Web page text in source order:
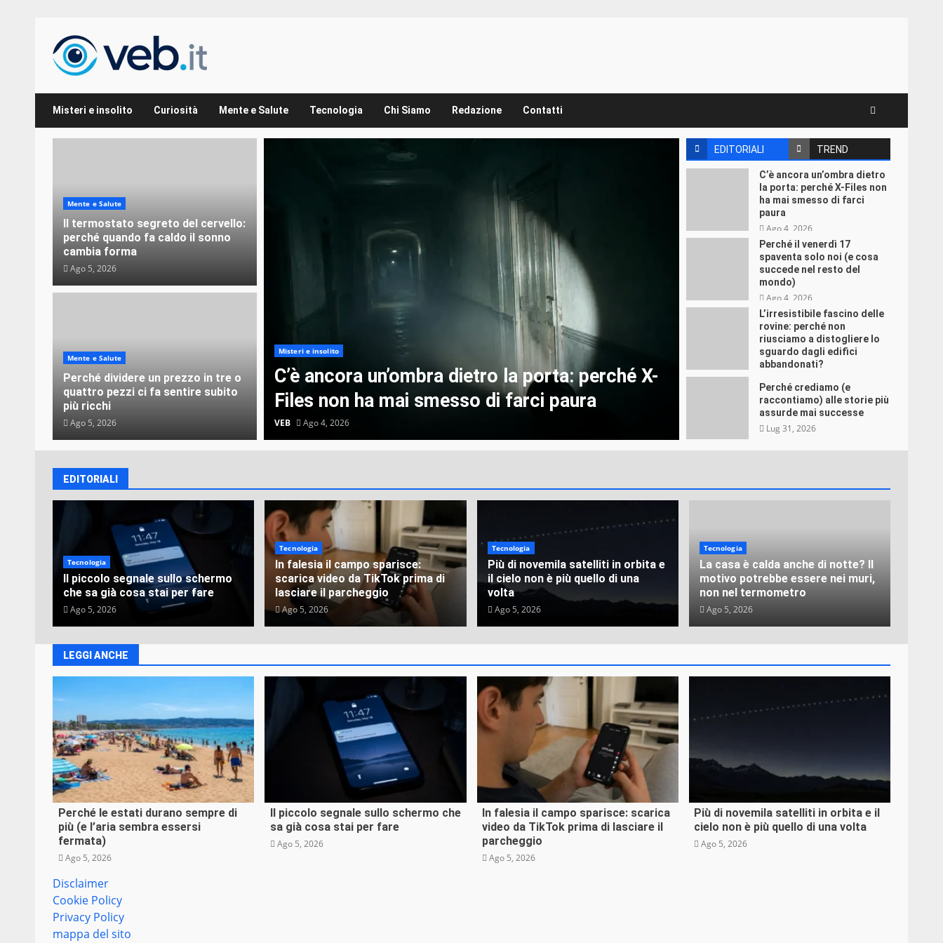
Inhalt
springen
Misteri e insolito Curiosità Mente e Salute Tecnologia Chi Siamo Redazione Contatti
Misteri e insolito
C’è ancora un’ombra dietro la porta: perché X-
Files non ha mai smesso di farci paura
VEB Ago 4, 2026
Perché il venerdì 17 spaventa solo noi (e cosa
succede nel resto del mondo)
Ago 4, 2026
EDITORIALI TREND
C’è ancora un’ombra dietro
la porta: perché X-Files non
ha mai smesso di farci
paura
Ago 4, 2026
Perché il venerdì 17
spaventa solo noi (e cosa
succede nel resto del
mondo)
Ago 4, 2026
L’irresistibile fascino delle
rovine: perché non
riusciamo a distogliere lo
sguardo dagli edifici
abbandonati?
Perché crediamo (e
raccontiamo) alle storie più
assurde mai successe
Lug 31, 2026
Mente e Salute
Il termostato segreto del cervello:
perché quando fa caldo il sonno
cambia forma
Ago 5, 2026
Mente e Salute
Perché dividere un prezzo in tre o
quattro pezzi ci fa sentire subito
più ricchi
Ago 5, 2026
EDITORIALI
Tecnologia
Il piccolo segnale sullo schermo
che sa già cosa stai per fare
Ago 5, 2026
Tecnologia
In falesia il campo sparisce:
scarica video da TikTok prima di
lasciare il parcheggio
Ago 5, 2026
Tecnologia
Più di novemila satelliti in orbita e
il cielo non è più quello di una
volta
Ago 5, 2026
Tecnologia
La casa è calda anche di notte? Il
motivo potrebbe essere nei muri,
non nel termometro
Ago 5, 2026
LEGGI ANCHE
Curiosità
Perché le estati durano sempre di
più (e l’aria sembra essersi
fermata)
Ago 5, 2026
Tecnologia
Il piccolo segnale sullo schermo che
sa già cosa stai per fare
Ago 5, 2026
Tecnologia
In falesia il campo sparisce: scarica
video da TikTok prima di lasciare il
parcheggio
Ago 5, 2026
Tecnologia
Più di novemila satelliti in orbita e il
cielo non è più quello di una volta
Ago 5, 2026
Disclaimer
Cookie Policy
Privacy Policy
mappa del sito